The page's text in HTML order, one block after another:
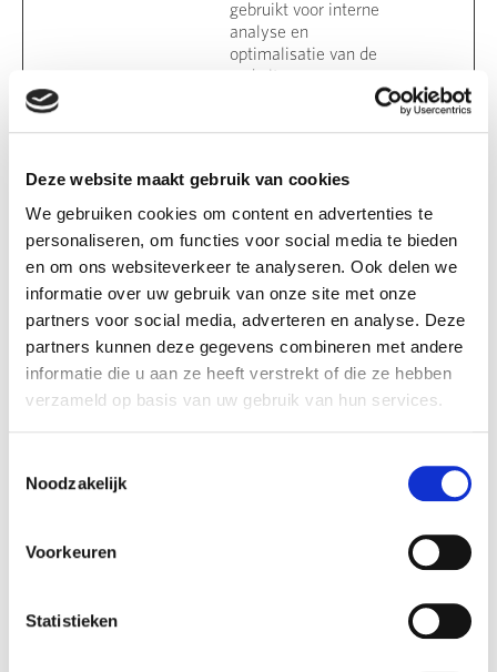
Deze website maakt gebruik van cookies
We gebruiken cookies om content en advertenties te
personaliseren, om functies voor social media te bieden
en om ons websiteverkeer te analyseren. Ook delen we
informatie over uw gebruik van onze site met onze
partners voor social media, adverteren en analyse. Deze
partners kunnen deze gegevens combineren met andere
informatie die u aan ze heeft verstrekt of die ze hebben
verzameld op basis van uw gebruik van hun services.
Noodzakelijk
Voorkeuren
Statistieken
gebruikt voor interne
analyse en
optimalisatie van de
website.
hjActiveVie
wportIds
een ID-string
van de huidige sessie.
niet-persoonlijke
informatie over welke
subpagina's de
gebruiker bezoekt –
wordt gebruikt om de
ervaring van de
bezoeker te
optimaliseren.
Perman
ent